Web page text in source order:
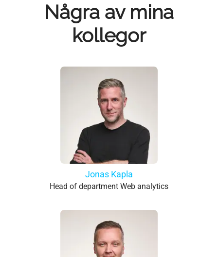
Några av mina
kollegor
Jonas Kapla
Head of department Web analytics